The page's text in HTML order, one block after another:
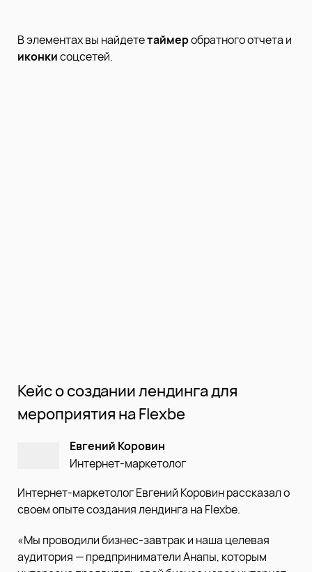
В элементах вы найдететаймеробратного отчета и
иконкисоцсетей.
Кейс о создании лендинга для
мероприятия на Flexbe
Евгений Коровин
Интернет-маркетолог
Интернет-маркетолог Евгений Коровин рассказал о
своем опыте создания лендинга на Flexbe.
«Мы проводили бизнес-завтрак и наша целевая
аудитория — предприниматели Анапы, которым